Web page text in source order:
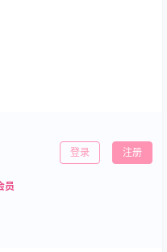
员
登录 注册